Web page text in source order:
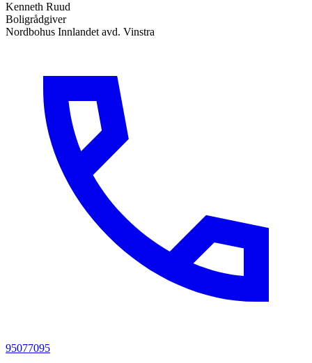
Kenneth Ruud
Boligrådgiver
Nordbohus Innlandet avd. Vinstra
95077095